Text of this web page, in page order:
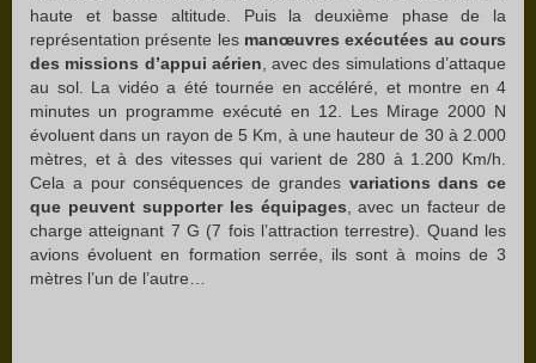
haute et basse altitude. Puis la deuxième phase de la
représentation présente les manœuvres exécutées au cours
des missions d’appui aérien , avec des simulations d’attaque
au sol. La vidéo a été tournée en accéléré, et montre en 4
minutes un programme exécuté en 12. Les Mirage 2000 N
évoluent dans un rayon de 5 Km, à une hauteur de 30 à 2.000
mètres, et à des vitesses qui varient de 280 à 1.200 Km/h.
Cela a pour conséquences de grandes variations dans ce
que peuvent supporter les équipages , avec un facteur de
charge atteignant 7 G (7 fois l’attraction terrestre). Quand les
avions évoluent en formation serrée, ils sont à moins de 3
mètres l’un de l’autre…